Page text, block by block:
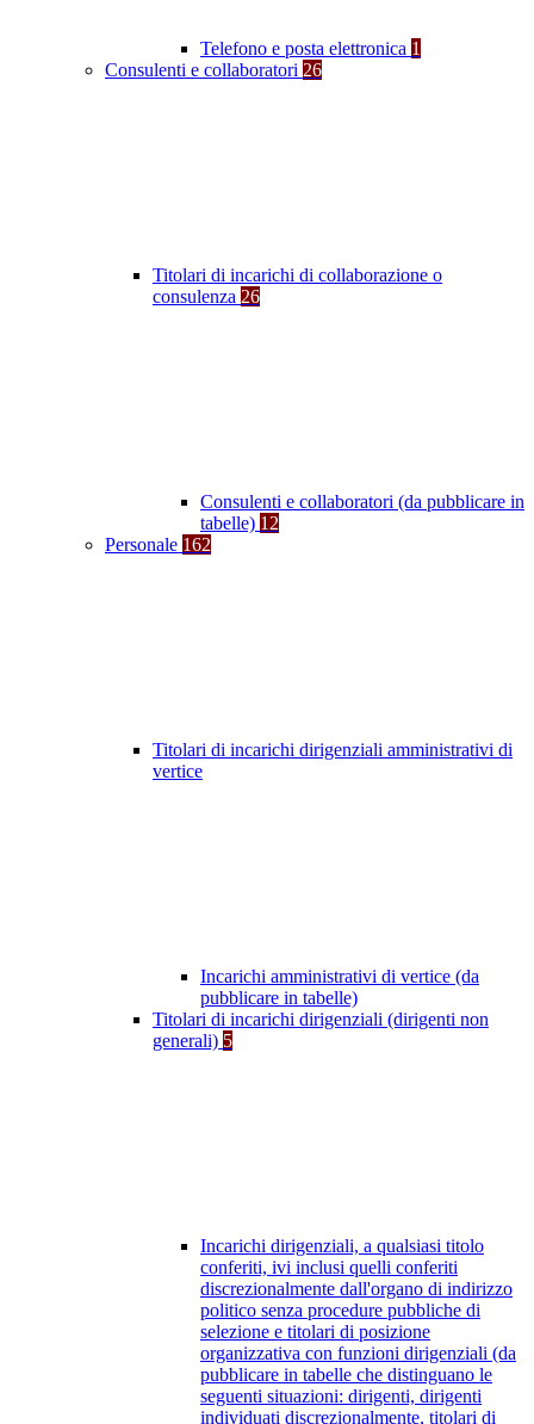
Telefono e posta elettronica 1
Consulenti e collaboratori 26
Titolari di incarichi di collaborazione o
consulenza 26
Consulenti e collaboratori (da pubblicare in
tabelle) 12
Personale 162
Titolari di incarichi dirigenziali amministrativi di
vertice
Incarichi amministrativi di vertice (da
pubblicare in tabelle)
Titolari di incarichi dirigenziali (dirigenti non
generali) 5
Incarichi dirigenziali, a qualsiasi titolo
conferiti, ivi inclusi quelli conferiti
discrezionalmente dall'organo di indirizzo
politico senza procedure pubbliche di
selezione e titolari di posizione
organizzativa con funzioni dirigenziali (da
pubblicare in tabelle che distinguano le
seguenti situazioni: dirigenti, dirigenti
individuati discrezionalmente, titolari di